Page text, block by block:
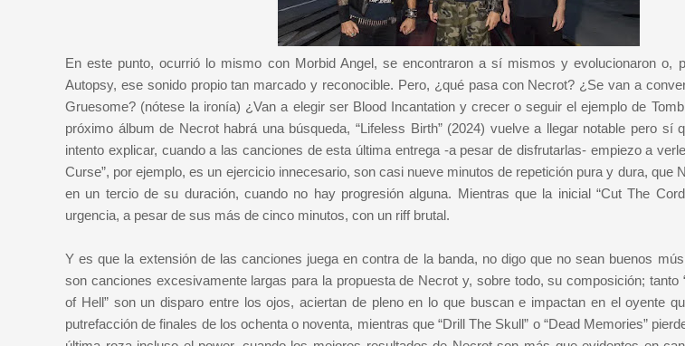
En este punto, ocurrió lo mismo con Morbid Angel, se encontraron a sí mismos y evolucionaron o,
Autopsy, ese sonido propio tan marcado y reconocible. Pero, ¿qué pasa con Necrot? ¿Se van a
Gruesome? (nótese la ironía) ¿Van a elegir ser Blood Incantation y crecer o seguir el ejemplo de
próximo álbum de Necrot habrá una búsqueda, “Lifeless Birth” (2024) vuelve a llegar notable pero sí
intento explicar, cuando a las canciones de esta última entrega -a pesar de disfrutarlas- empiezo a
Curse”, por ejemplo, es un ejercicio innecesario, son casi nueve minutos de repetición pura y dura, que
en un tercio de su duración, cuando no hay progresión alguna. Mientras que la inicial “Cut The
urgencia, a pesar de sus más de cinco minutos, con un riff brutal.
Y es que la extensión de las canciones juega en contra de la banda, no digo que no sean buenos
son canciones excesivamente largas para la propuesta de Necrot y, sobre todo, su composición; tanto
of Hell” son un disparo entre los ojos, aciertan de pleno en lo que buscan e impactan en el oyente
putrefacción de finales de los ochenta o noventa, mientras que “Drill The Skull” o “Dead Memories”